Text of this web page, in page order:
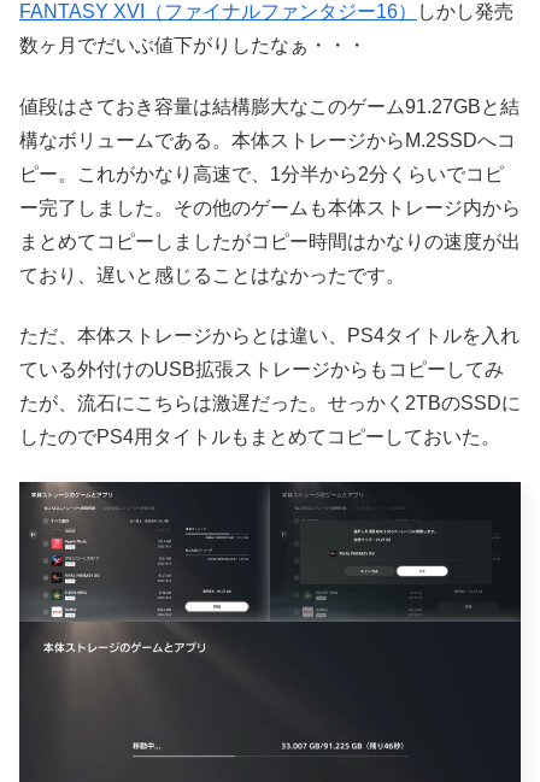
FANTASY XVI（ファイナルファンタジー16）
しかし発売
数ヶ月でだいぶ値下がりしたなぁ・・・
値段はさておき容量は結構膨大なこのゲーム91.27GBと結
構なボリュームである。本体ストレージからM.2SSDへコ
ピー。これがかなり高速で、1分半から2分くらいでコピ
ー完了しました。その他のゲームも本体ストレージ内から
まとめてコピーしましたがコピー時間はかなりの速度が出
ており、遅いと感じることはなかったです。
ただ、本体ストレージからとは違い、PS4タイトルを入れ
ている外付けのUSB拡張ストレージからもコピーしてみ
たが、流石にこちらは激遅だった。せっかく2TBのSSDに
したのでPS4用タイトルもまとめてコピーしておいた。